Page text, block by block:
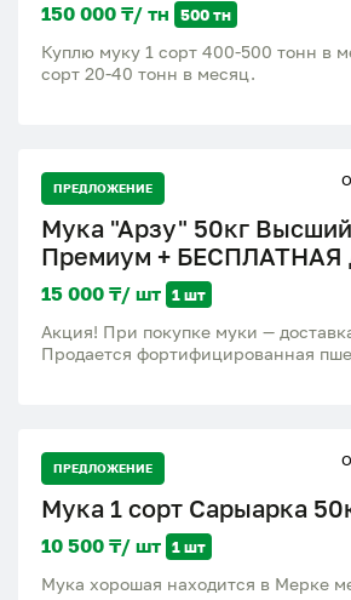
150 000 ₸/ тн 500 тн
Куплю муку 1 сорт 400-500 тонн в
сорт 20-40 тонн в месяц.
ПРЕДЛОЖЕНИЕ
Мука "Арзу" 50кг
Премиум +
15 000 ₸/ шт 1 шт
Акция! При покупке муки —
Продается фортифицированная
Условия: Цена договорная, зависят
(подробности по телефону или в
преимущества муки «Арзу»:
клейковины: Тесто получается
эластичным, отлично поднимается,
польза: Мука фортифицирована
ПРЕДЛОЖЕНИЕ
Мука 1 сорт Сарыарка
10 500 ₸/ шт 1 шт
Мука хорошая находится в Мерке